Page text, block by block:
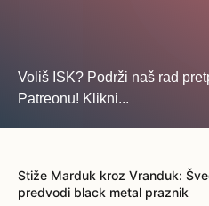
Voliš ISK? Podrži naš rad
Patreonu! Klikni...
Stiže Marduk kroz Vranduk:
predvodi black metal praznik